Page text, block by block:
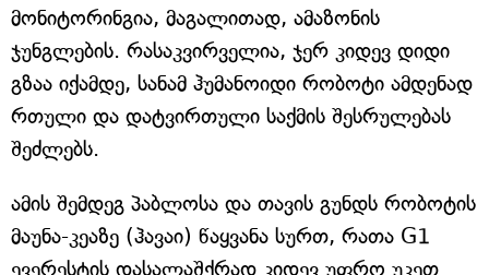
მონიტორინგია, მაგალითად, ამაზონის
ჯუნგლების. რასაკვირველია, ჯერ კიდევ დიდი
გზაა იქამდე, სანამ ჰუმანოიდი რობოტი ამდენად
რთული და დატვირთული საქმის შესრულებას
შეძლებს.
ამის შემდეგ პაბლოსა და თავის გუნდს რობოტის
მაუნა-კეაზე (ჰავაი) წაყვანა სურთ, რათა G1
ევერესტის დასალაშქრად კიდევ უფრო უკეთ